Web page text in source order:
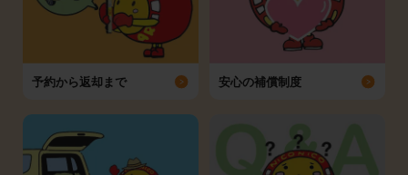
予約から返却まで 安心の補償制度